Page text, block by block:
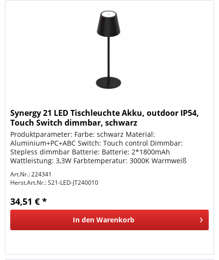
Synergy 21 LED Tischleuchte Akku, outdoor IP54,
Touch Switch dimmbar, schwarz
Produktparameter: Farbe: schwarz Material:
Aluminium+PC+ABC Switch: Touch control Dimmbar:
Stepless dimmbar Batterie: Batterie: 2*1800mAh
Wattleistung: 3,3W Farbtemperatur: 3000K Warmweiß
Art.Nr.: 224341
Herst.Art.Nr.:S21-LED-JT240010
34,51 € *
In den Warenkorb